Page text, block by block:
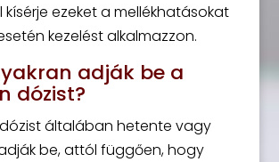
ezeket a mellékhatásokat
kezelést alkalmazzon.
adják be a
dózist?
általában hetente vagy
be, attól függően, hogy